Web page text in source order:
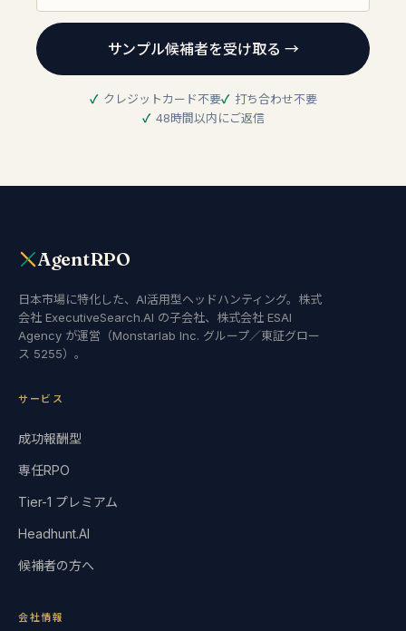
サンプル候補者を受け取る →
クレジットカード不要
打ち合わせ不要
48時間以内にご返信
AgentRPO
日本市場に特化した、AI活用型ヘッドハンティング。株式
会社 ExecutiveSearch.AI の子会社、株式会社 ESAI
Agency が運営（Monstarlab Inc. グループ／東証グロー
ス 5255）。
サービス
成功報酬型
専任RPO
Tier-1 プレミアム
Headhunt.AI
候補者の方へ
会社情報